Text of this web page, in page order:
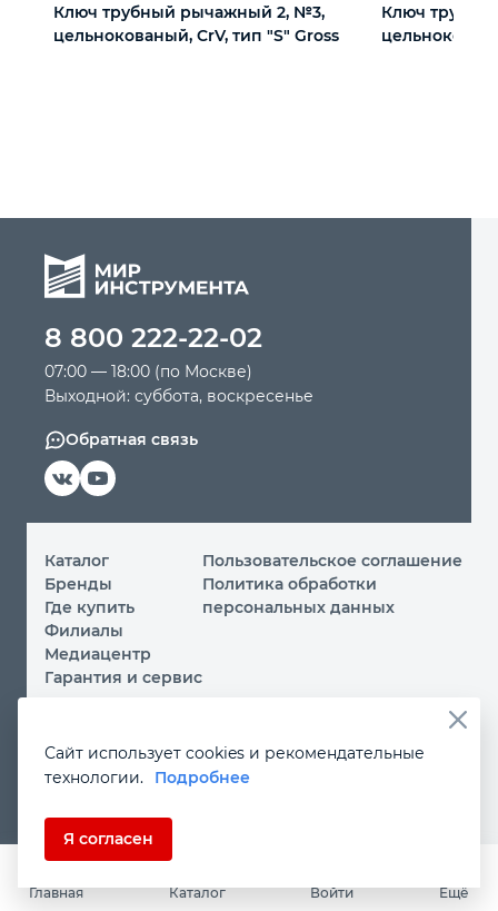
Ключ трубный рычажный 2, №3,
цельнокованый, CrV, тип "S" Gross
Ключ
8 800 222-22-02
07:00 — 18:00 (по Москве)
Выходной: суббота, воскресенье
Обратная связь
Каталог
Бренды
Где купить
Филиалы
Медиацентр
Гарантия и сервис
Пользовательское соглашение
Политика обработки
персональных данных
Вы принимаете условияполитики обработки
персональных данныхипользовательского соглашения
данные в любой форме на сайте
Если Вы не даете согласия на обработку своих
персональных данных, Вам необходимо покинуть наш
Главная
Каталог Войти Ещё
Сайт использует cookies и рекомендательные
технологии.
Подробнее
Я согласен